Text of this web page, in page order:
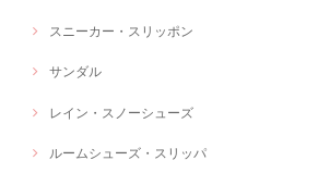
スニーカー・スリッポン
サンダル
レイン・スノーシューズ
ルームシューズ・スリッパ